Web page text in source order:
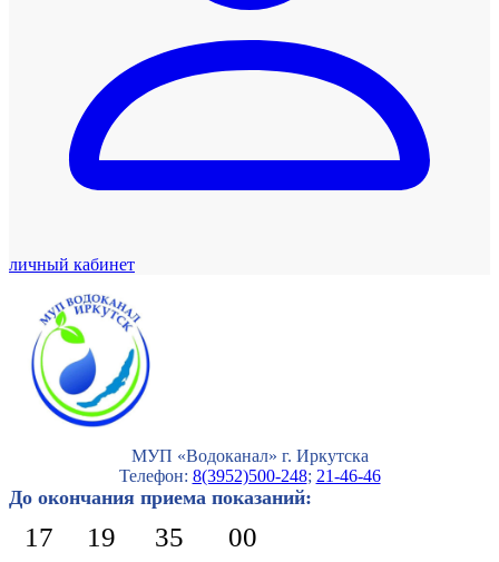
личный кабинет
МУП «Водоканал» г. Иркутска
Телефон: 8(3952)500-248; 21-46-46
До окончания приема показаний:
17 19 34 59